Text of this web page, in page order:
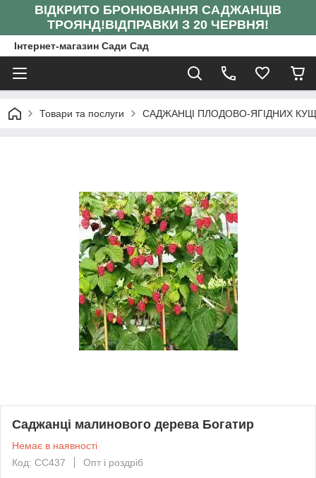
ВІДКРИТО БРОНЮВАННЯ САДЖАНЦІВ
ТРОЯНД!ВІДПРАВКИ З 20 ЧЕРВНЯ!
Інтернет-магазин Сади Сад
Товари та послуги САДЖАНЦІ ПЛОДОВО-ЯГІДНИХ
Саджанці малинового дерева Богатир
Немає в наявності
Код: СС437
Опт і роздріб